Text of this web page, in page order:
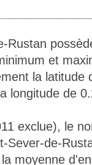
Rustan
et
la latitude
longitude de
exclue), le
Sever-de-
moyenne